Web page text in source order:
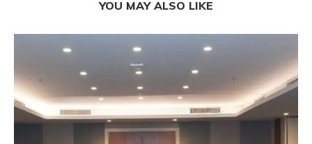
YOU MAY ALSO LIKE